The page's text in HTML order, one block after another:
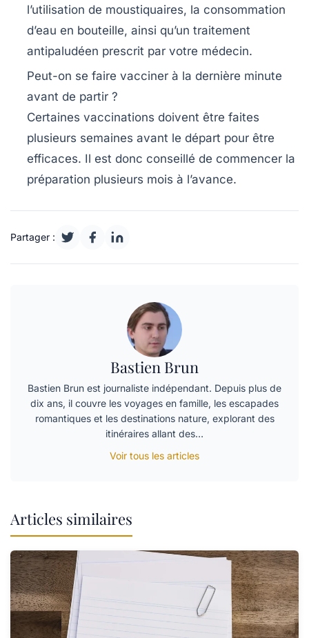
l’utilisation de moustiquaires, la consommation
d’eau en bouteille, ainsi qu’un traitement
antipaludéen prescrit par votre médecin.
Peut-on se faire vacciner à la dernière minute
avant de partir ?
Certaines vaccinations doivent être faites
plusieurs semaines avant le départ pour être
efficaces. Il est donc conseillé de commencer la
préparation plusieurs mois à l’avance.
Partager :
Bastien Brun
Bastien Brun est journaliste indépendant. Depuis plus de
dix ans, il couvre les voyages en famille, les escapades
romantiques et les destinations nature, explorant des
itinéraires allant des…
Voir tous les articles
Articles similaires